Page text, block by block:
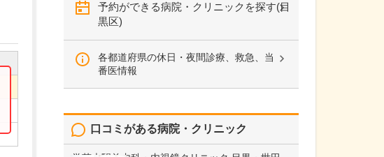
予約ができる病院・クリニックを探す(目
黒区)
各都道府県の休日・夜間診療、救急、当
番医情報
口コミがある病院・クリニック